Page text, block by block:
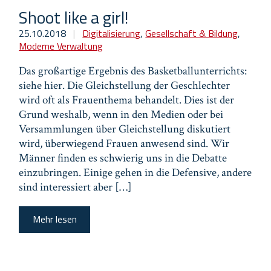
Shoot like a girl!
25.10.2018 | Digitalisierung,Gesellschaft & Bildung,
Moderne Verwaltung
Das großartige Ergebnis des Basketballunterrichts:
siehe hier. Die Gleichstellung der Geschlechter
wird oft als Frauenthema behandelt. Dies ist der
Grund weshalb, wenn in den Medien oder bei
Versammlungen über Gleichstellung diskutiert
wird, überwiegend Frauen anwesend sind. Wir
Männer finden es schwierig uns in die Debatte
einzubringen. Einige gehen in die Defensive, andere
sind interessiert aber […]
Mehr lesen